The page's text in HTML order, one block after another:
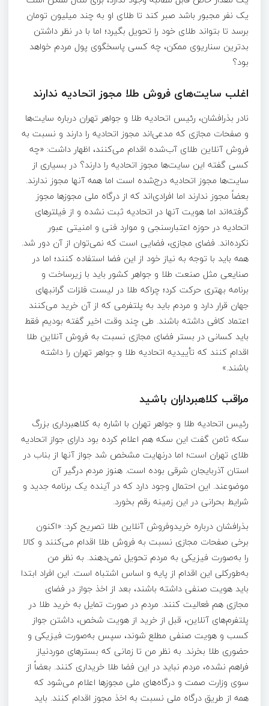
یک نفر مجبور باشد صبر کند تا طلای او به چند میلیون تومان
برسد تا بتواند طلای خود را تحویل بگیرد؛ اما با در نظر داشتن
بدترین سناریوی ممکن، چه کسی پاسخگوی پول مردم خواهد
بود؟
اغلب سایت‌های فروش طلا مجوز اتحادیه ندارند
نادر بذرافشان، رئیس اتحادیه طلا و جواهر تهران درباره سایت‌ها
و صفحات مجازی که مدعی‌اند مجوز اتحادیه را دارند و نسبت به
فروش آنلاین طلای آب‌شده اقدام می‌کنند، اظهار داشت: «چه
کسی گفته این سایت‌ها مجوز اتحادیه را دارند؟ در بسیاری از
سایت‌ها مجوز اتحادیه درج‌شده است اما همه آنها مجوز ندارند.
بعضاً مجوز ندارند اما افرادی‌اند که از درگاه ملی مجوزها مجوز
گرفته‌اند اما هویت آنها در اتحادیه ثبت ‌نشده و از فیلترهای
اتحادیه در حوزه اعتبارسنجی و موارد فنی و امنیتی عبور
نکرده‌اند. فضای مجازی، فضایی است که نمی‌توان از آن دور شد.
همه باید با توجه به نیاز خود از این فضا استفاده کنند؛ اما در
صنایعی مثل صنعت طلا و جواهر کشور باید با زیرساخت و
برنامه‌ بهتری حرکت کرد؛ چراکه طلا در لیست فلزات گرانبهای
جهان قرار دارد و مردم باید به پلتفرمی که از آن خرید می‌کنند
اعتماد کافی داشته باشند. طی چند وقت اخیر گفته بودیم فقط
باید کسانی در بستر فضای مجازی نسبت به فروش آنلاین طلا
اقدام کنند که تأییدیه اتحادیه طلا و جواهر تهران را داشته
باشند.»
مراقب کلاهبرداران باشید
رئیس اتحادیه طلا و جواهر تهران با اشاره به کلاهبرداری بزرگ
سکه ثامن گفت این سکه هم اعلام کرده بود دارای جواز اتحادیه
طلای تهران است؛ اما درنهایت مشخص شد جواز آنها از بناب در
استان آذربایجان شرقی بوده است. هنوز مردم درگیر آن
موضوعند. این احتمال وجود دارد که در آینده یک برنامه جدید و
شرایط بحرانی در این زمینه رقم بخورد.
بذرافشان درباره خریدوفروش آنلاین طلا تصریح کرد: «اکنون
برخی صفحات مجازی نسبت به فروش طلا اقدام می‌کنند و کالا
را به‌صورت فیزیکی به مردم تحویل نمی‌دهند. به نظر من
به‌طورکلی این اقدام از پایه و اساس اشتباه است. این افراد ابتدا
باید هویت صنفی داشته باشند، بعد از اخذ جواز در فضای
مجازی هم فعالیت کنند. مردم در صورت تمایل به خرید طلا در
پلتفرم‌های آنلاین، قبل از خرید از هویت شخص، داشتن جواز
کسب و هویت صنفی مطلع شوند، سپس به‌صورت فیزیکی و
حضوری طلا بخرند. به نظر من تا زمانی که بسترهای موردنیاز
فراهم نشده، مردم نباید در این فضا طلا خریداری کنند. بعضاً از
سوی وزارت صمت و درگاه‌های ملی مجوزها اعلام می‌شود که
همه از طریق درگاه ملی نسبت به اخذ مجوز اقدام کنند. باید